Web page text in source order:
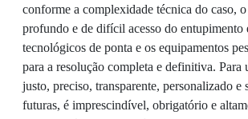
conforme a complexidade técnica do caso,
profundo e de difícil acesso do entupimento
tecnológicos de ponta e os equipamentos
para a resolução completa e definitiva. Para
justo, preciso, transparente, personalizado e
futuras, é imprescindível, obrigatório e